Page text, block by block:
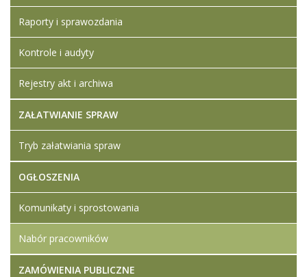
Raporty i sprawozdania
Kontrole i audyty
Rejestry akt i archiwa
ZAŁATWIANIE SPRAW
Tryb załatwiania spraw
OGŁOSZENIA
Komunikaty i sprostowania
Nabór pracowników
ZAMÓWIENIA PUBLICZNE